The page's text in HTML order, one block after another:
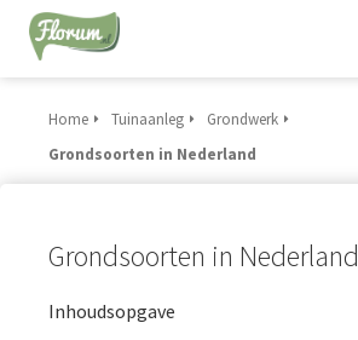
Home Tuinaanleg
Grondwerk
Grondsoorten in Nederland
Grondsoorten in Nederland
Inhoudsopgave